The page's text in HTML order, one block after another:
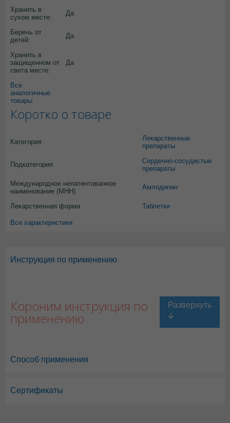
Хранить в
сухом месте:
Да
Беречь от
детей:
Да
Хранить в
защищенном от
света месте:
Да
Все
аналогичные
товары
Коротко о товаре
Категория
Лекарственные
препараты
Подкатегория
Сердечно-сосудистые
препараты
Международное непатентованное
наименование (МНН)
Амлодипин
Лекарственная форма Таблетки
Все характеристики
Инструкция по применению
Короним инструкция по
применению
Способ применения
Сертификаты